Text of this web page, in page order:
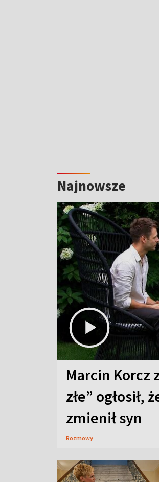
Najnowsze
Marcin Korcz
złe” ogłosił,
zmienił syn
Rozmowy